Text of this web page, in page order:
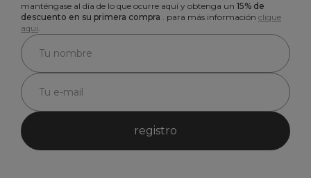
manténgase al día de lo que ocurre aquí y obtenga un 15% de
descuento en su primera compra . para más información clique
aqui.
registro